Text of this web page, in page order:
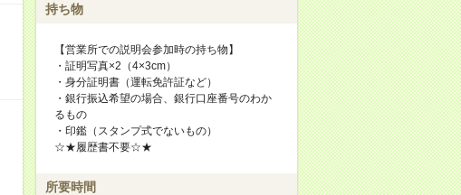
持ち物
【営業所での説明会参加時の持ち物】
・証明写真×2（4×3cm）
・身分証明書（運転免許証など）
・銀行振込希望の場合、銀行口座番号のわか
るもの
・印鑑（スタンプ式でないもの）
☆★履歴書不要☆★
所要時間